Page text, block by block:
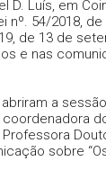
D. Luís, em
nº. 54/2018, de
de 13 de
e nas
a
sobre